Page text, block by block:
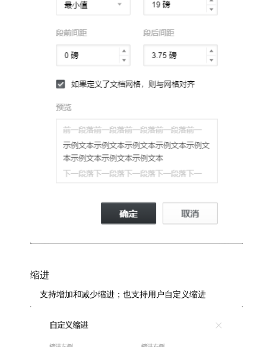
缩进
	支持增加和减少缩进；也支持用户自定义缩进